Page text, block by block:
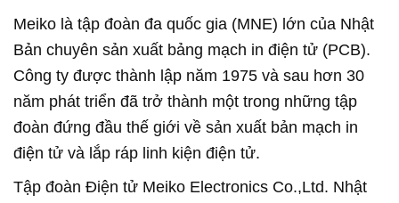
Meiko là tập đoàn đa quốc gia (MNE) lớn của Nhật
Bản chuyên sản xuất bảng mạch in điện tử (PCB).
Công ty được thành lập năm 1975 và sau hơn 30
năm phát triển đã trở thành một trong những tập
đoàn đứng đầu thế giới về sản xuất bản mạch in
điện tử và lắp ráp linh kiện điện tử.
Tập đoàn Điện tử Meiko Electronics Co.,Ltd. Nhật